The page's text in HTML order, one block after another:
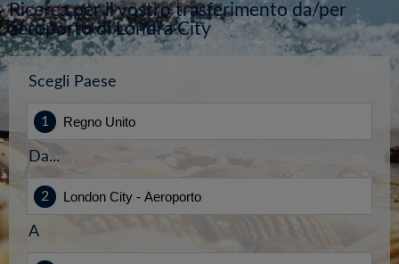
Ricerca per il vostro trasferimento da/per
aeroporto di Londra City
Scegli Paese
Da...
A